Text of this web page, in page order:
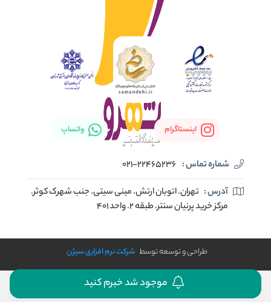
اینستاگرام واتساپ
شماره تماس : 021-22465236
آدرس : تهران. اتوبان ارتش. مینی سیتی. جنب شهرک کوثر.
مرکز خرید پرنیان سنتر. طبقه ۲. واحد ۴۰۱
طراحی و توسعه توسط شرکت نرم افزاری سیژن